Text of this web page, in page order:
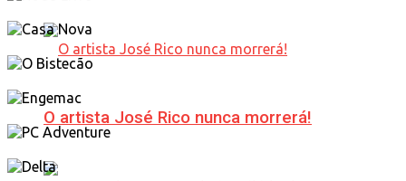
O artista José Rico nunca morrerá!